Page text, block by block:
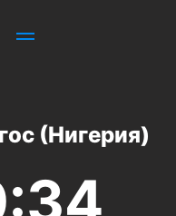
(Нигерия)